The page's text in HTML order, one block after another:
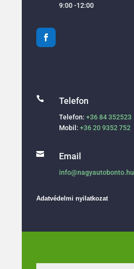
9:00 -12:00
 Telefon
Telefon: +36 84 352523
Mobil: +36 20 9352 752
 Email
info@nagyautobonto.hu
Adatvédelmi nyilatkozat